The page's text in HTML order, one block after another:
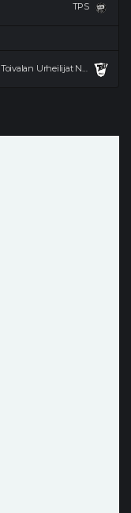
TPS
Toivalan Urheilijat Naiset